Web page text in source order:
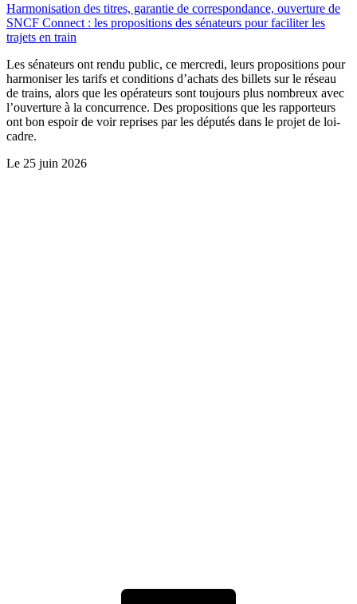
Harmonisation des titres, garantie de correspondance, ouverture de
SNCF Connect : les propositions des sénateurs pour faciliter les
trajets en train
Les sénateurs ont rendu public, ce mercredi, leurs propositions pour
harmoniser les tarifs et conditions d’achats des billets sur le réseau
de trains, alors que les opérateurs sont toujours plus nombreux avec
l’ouverture à la concurrence. Des propositions que les rapporteurs
ont bon espoir de voir reprises par les députés dans le projet de loi-
cadre.
Le 25 juin 2026